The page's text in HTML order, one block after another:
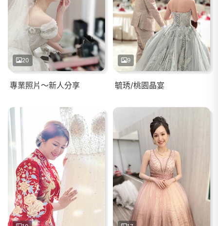
20
專業照片～新人分享
9
毓琇/桃園晶宴